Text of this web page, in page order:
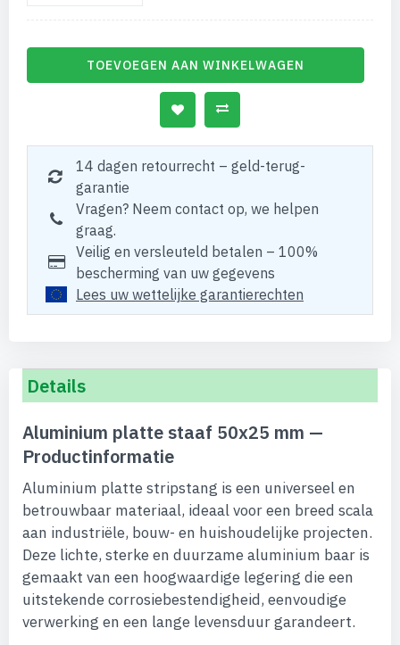
TOEVOEGEN AAN WINKELWAGEN
14 dagen retourrecht – geld-terug-
garantie
Vragen? Neem contact op, we helpen
graag.
Veilig en versleuteld betalen – 100%
bescherming van uw gegevens
Lees uw wettelijke garantierechten
Details
Aluminium platte staaf 50x25 mm —
Productinformatie
Aluminium platte stripstang is een universeel en
betrouwbaar materiaal, ideaal voor een breed scala
aan industriële, bouw- en huishoudelijke projecten.
Deze lichte, sterke en duurzame aluminium baar is
gemaakt van een hoogwaardige legering die een
uitstekende corrosiebestendigheid, eenvoudige
verwerking en een lange levensduur garandeert.